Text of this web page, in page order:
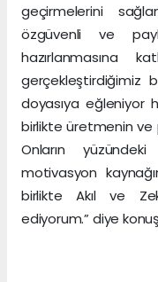
geçirmelerini
özgüvenli ve
hazırlanmasına
gerçekleştirdiğimiz
doyasıya eğleniyor
birlikte üretmenin ve
Onların
motivasyon
birlikte Akıl ve
ediyorum.” diye